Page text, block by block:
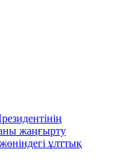
жаңғырту
ұлттық